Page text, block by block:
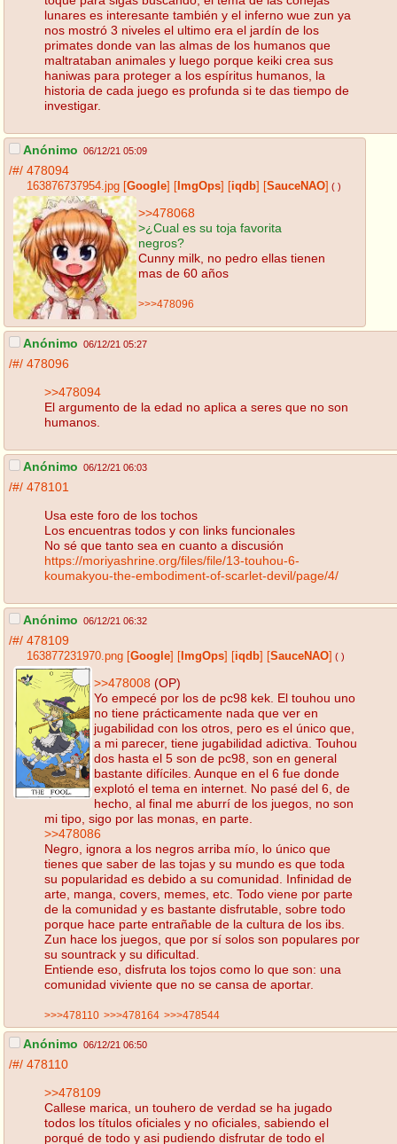
lunares es interesante también y el inferno wue zun ya
nos mostró 3 niveles el ultimo era el jardín de los
primates donde van las almas de los humanos que
maltrataban animales y luego porque keiki crea sus
haniwas para proteger a los espíritus humanos, la
historia de cada juego es profunda si te das tiempo de
investigar.
Anónimo 06/12/21 05:09
/#/ 478094
163876737954.jpg Google ImgOps iqdb SauceNAO ( )
>>478068
>¿Cual es su toja favorita
negros?
Cunny milk, no pedro ellas tienen
mas de 60 años
>>>478096
Anónimo 06/12/21 05:27
/#/ 478096
>>478094
El argumento de la edad no aplica a seres que no son
humanos.
Anónimo 06/12/21 06:03
/#/ 478101
Usa este foro de los tochos
Los encuentras todos y con links funcionales
No sé que tanto sea en cuanto a discusión
https://moriyashrine.org/files/file/13-touhou-6-
koumakyou-the-embodiment-of-scarlet-devil/page/4/
Anónimo 06/12/21 06:32
/#/ 478109
163877231970.png Google ImgOps iqdb SauceNAO ( )
>>478008 (OP)
Yo empecé por los de pc98 kek. El touhou uno
no tiene prácticamente nada que ver en
jugabilidad con los otros, pero es el único que,
a mi parecer, tiene jugabilidad adictiva. Touhou
dos hasta el 5 son de pc98, son en general
bastante difíciles. Aunque en el 6 fue donde
explotó el tema en internet. No pasé del 6, de
hecho, al final me aburrí de los juegos, no son
mi tipo, sigo por las monas, en parte.
>>478086
Negro, ignora a los negros arriba mío, lo único que
tienes que saber de las tojas y su mundo es que toda
su popularidad es debido a su comunidad. Infinidad de
arte, manga, covers, memes, etc. Todo viene por parte
de la comunidad y es bastante disfrutable, sobre todo
porque hace parte entrañable de la cultura de los ibs.
Zun hace los juegos, que por sí solos son populares por
su sountrack y su dificultad.
Entiende eso, disfruta los tojos como lo que son: una
comunidad viviente que no se cansa de aportar.
>>>478110 >>>478164 >>>478544
Anónimo 06/12/21 06:50
/#/ 478110
>>478109
Callese marica, un touhero de verdad se ha jugado
todos los títulos oficiales y no oficiales, sabiendo el
porqué de todo y asi pudiendo disfrutar de todo el